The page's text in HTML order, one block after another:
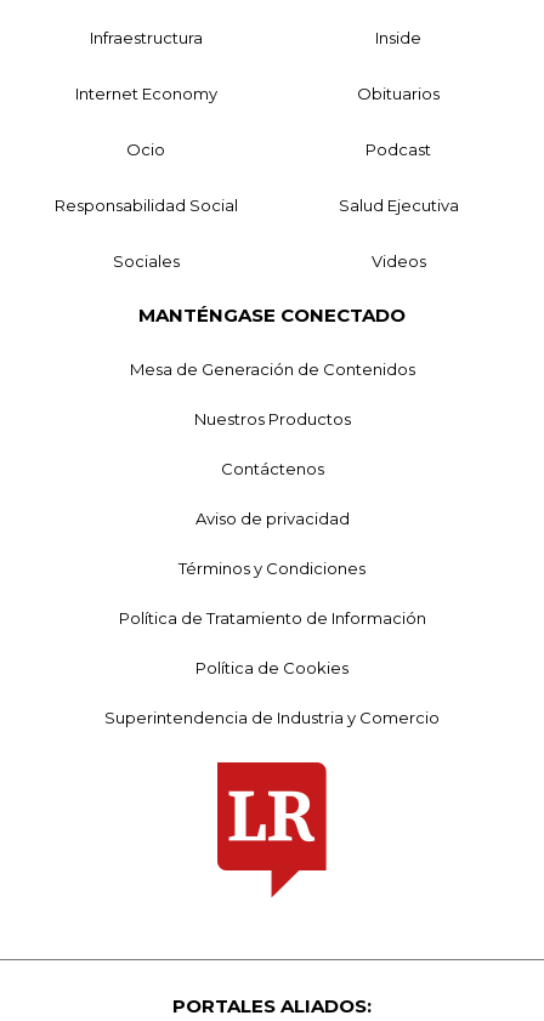
Infraestructura Inside
Internet Economy Obituarios
Ocio Podcast
Responsabilidad Social Salud Ejecutiva
Sociales Videos
MANTÉNGASE CONECTADO
Mesa de Generación de Contenidos
Nuestros Productos
Contáctenos
Aviso de privacidad
Términos y Condiciones
Política de Tratamiento de Información
Política de Cookies
Superintendencia de Industria y Comercio
PORTALES ALIADOS: